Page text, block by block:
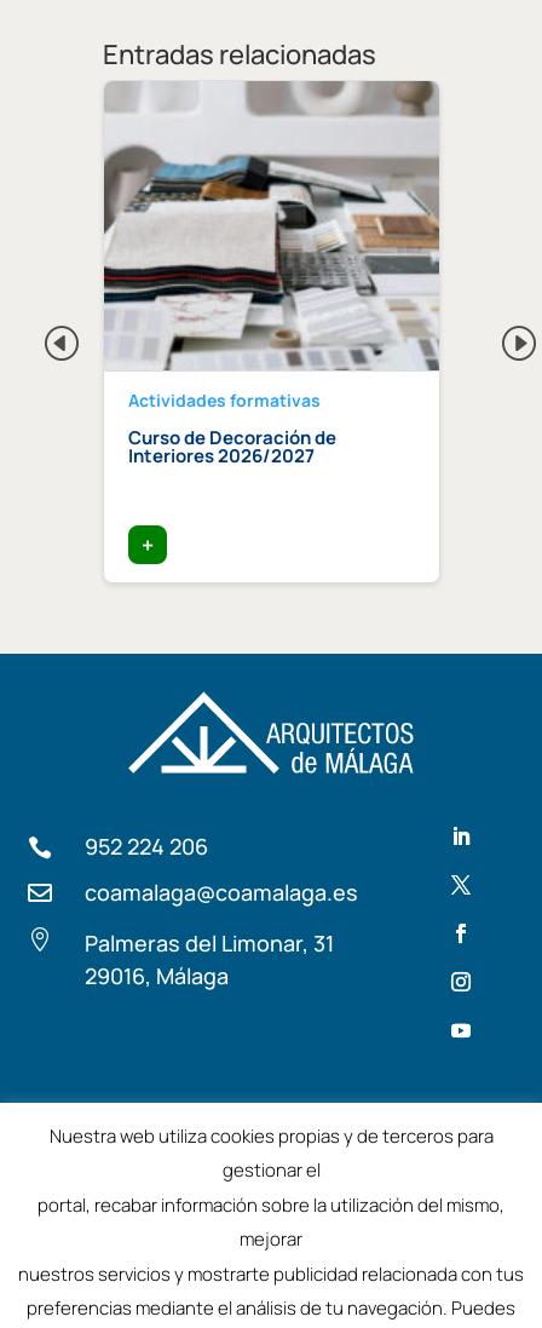
Entradas relacionadas
Actividades formativas
Curso de Decoración de
Interiores 2026/2027
+
 952 224 206
 coamalaga@coamalaga.es

Palmeras del Limonar, 31
29016, Málaga
Aviso LegalTérminos y condiciones
©2025 – Colegio de Arquitectos de Málaga
Nuestra web utiliza cookies propias y de terceros para
gestionar el
portal, recabar información sobre la utilización del mismo,
mejorar
nuestros servicios y mostrarte publicidad relacionada con tus
preferencias mediante el análisis de tu navegación. Puedes